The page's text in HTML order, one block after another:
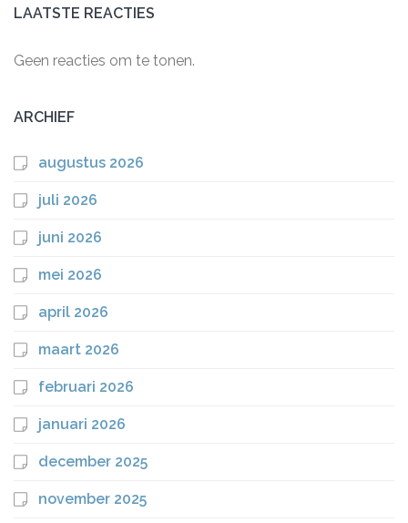
LAATSTE REACTIES
Geen reacties om te tonen.
ARCHIEF
augustus 2026
juli 2026
juni 2026
mei 2026
april 2026
maart 2026
februari 2026
januari 2026
december 2025
november 2025